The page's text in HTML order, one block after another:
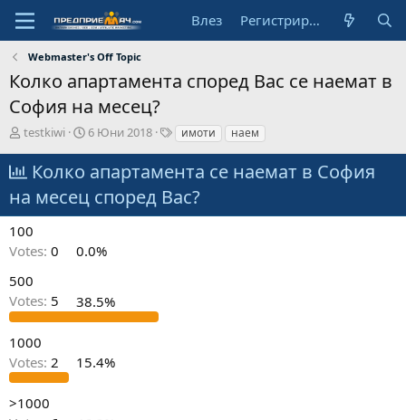
Влез Регистрирай се
Webmaster's Off Topic
Колко апартамента според Вас се наемат в
София на месец?
А
т
о
р
testkiwi
Н
а
л
н
д
а
а
6 Юни 2018
Т
о
в
е
имоти наем
Колко апартамента се наемат в София
на месец според Вас?
100
Votes: 0
0.0%
500
Votes: 5 38.5%
1000
Votes: 2 15.4%
>1000